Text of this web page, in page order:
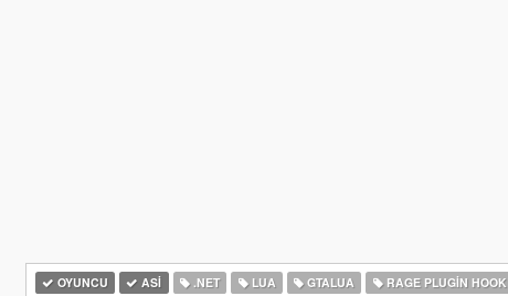
OYUNCU ASI .NET LUA GTALUA RAGE PLUGIN HOOK